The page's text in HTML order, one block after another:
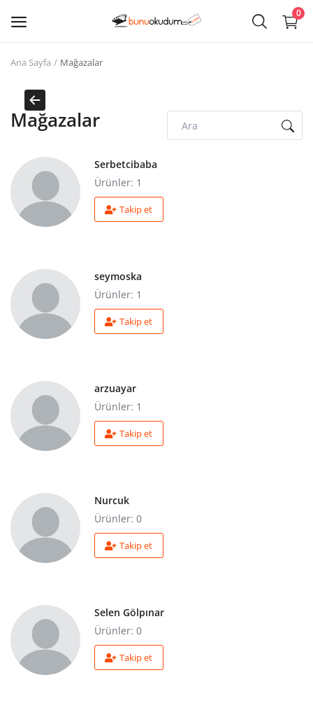
0
Sat
Giriş
Kayıt ol
Edebiyat
Eğitim
Çocuk Kitapları
Araştırma - Tarih
Din Tasavvuf
Felsefe
Hobi Kitapları
Çizgi Roman
Mizah
Diğer
Kitaplığım
Destek Merkezi
Ana Sayfa Mağazalar
Mağazalar
Serbetcibaba
Ürünler: 1
Takip et
seymoska
Ürünler: 1
Takip et
arzuayar
Ürünler: 1
Takip et
Nurcuk
Ürünler: 0
Takip et
Selen Gölpınar
Ürünler: 0
Takip et